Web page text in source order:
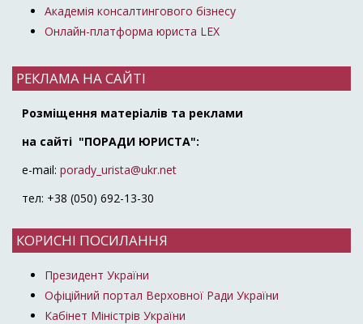
Академія консалтингового бізнесу
Онлайн-платформа юриста LEX
РЕКЛАМА НА САЙТІ
Розміщення матеріалів та реклами
на сайті "ПОРАДИ ЮРИСТА":
e-mail: porady_urista@ukr.net
тел: +38 (050) 692-13-30
КОРИСНІ ПОСИЛАННЯ
Президент України
Офіційний портал Верховної Ради України
Кабінет Міністрів України